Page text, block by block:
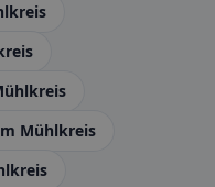
Mühlkreis